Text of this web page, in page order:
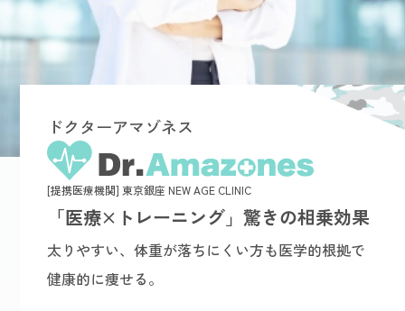
ドクターアマゾネス
[提携医療機関] 東京銀座 NEW AGE CLINIC
「医療×トレーニング」驚きの相乗効果
太りやすい、体重が落ちにくい方も医学的根拠で
健康的に痩せる。